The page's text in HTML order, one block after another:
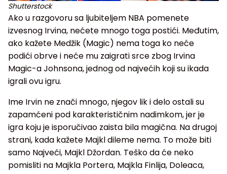
Shutterstock
Ako u razgovoru sa ljubiteljem NBA pomenete
izvesnog Irvina, nećete mnogo toga postići. Međutim,
ako kažete Medžik (Magic) nema toga ko neće
podići obrve i neće mu zaigrati srce zbog Irvina
Magic-a Johnsona, jednog od najvećih koji su ikada
igrali ovu igru.
Ime Irvin ne znači mnogo, njegov lik i delo ostali su
zapamćeni pod karakterističnim nadimkom, jer je
igra koju je isporučivao zaista bila magična. Na drugoj
strani, kada kažete Majkl dileme nema. To može biti
samo Najveći, Majkl Džordan. Teško da će neko
pomisliti na Majkla Portera, Majkla Finlija, Doleaca,